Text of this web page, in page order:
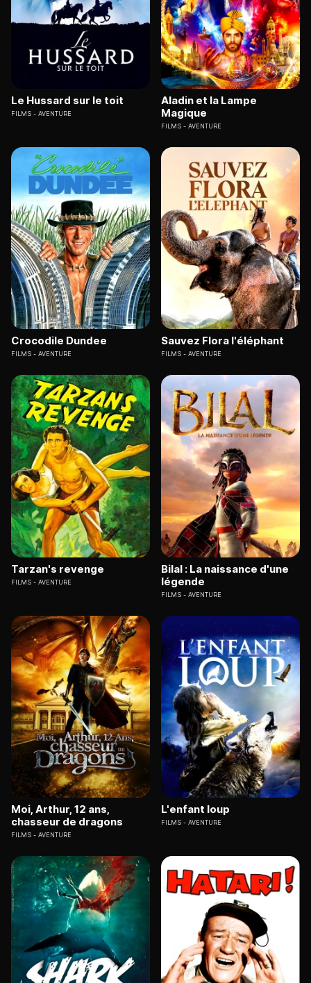
Le Hussard sur le toit
FILMS AVENTURE
Aladin et la Lampe
Magique
FILMS AVENTURE
Crocodile Dundee
FILMS AVENTURE
Sauvez Flora l'éléphant
FILMS AVENTURE
Tarzan's revenge
FILMS AVENTURE
Bilal : La naissance d'une
légende
FILMS AVENTURE
Moi, Arthur, 12 ans,
chasseur de dragons
FILMS AVENTURE
L'enfant loup
FILMS AVENTURE